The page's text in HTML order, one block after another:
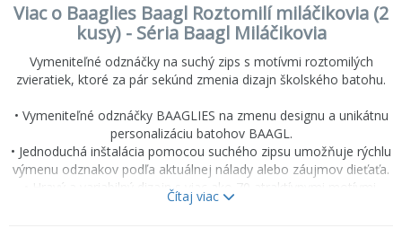
Viac o Baaglies Baagl Roztomilí miláčikovia (2
kusy) - Séria Baagl Miláčikovia
Vymeniteľné odznáčky na suchý zips s motívmi roztomilých
zvieratiek, ktoré za pár sekúnd zmenia dizajn školského batohu.
• Vymeniteľné odznáčky BAAGLIES na zmenu designu a unikátnu
personalizáciu batohov BAAGL.
• Jednoduchá inštalácia pomocou suchého zipsu umožňuje rýchlu
výmenu odznakov podľa aktuálnej nálady alebo záujmov dieťaťa.
• Hravý a variabilný dizajn s viac ako 70 atraktívnymi motívmi.
• Štýlový doplnok, ktorý podporuje detskú fantáziu a originalitu.
Čítaj viac